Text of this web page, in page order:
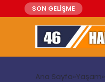
SON GELİŞME
Ana Sayfa Yaşam